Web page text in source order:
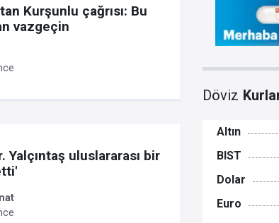
Kurşunlu çağrısı: Bu
vazgeçin
Yalçıntaş uluslararası bir
Döviz
Altın
BIST
Dolar
Euro